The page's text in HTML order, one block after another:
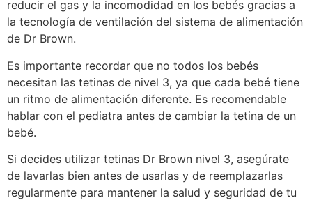
reducir el gas y la incomodidad en los bebés gracias a
la tecnología de ventilación del sistema de alimentación
de Dr Brown.
Es importante recordar que no todos los bebés
necesitan las tetinas de nivel 3, ya que cada bebé tiene
un ritmo de alimentación diferente. Es recomendable
hablar con el pediatra antes de cambiar la tetina de un
bebé.
Si decides utilizar tetinas Dr Brown nivel 3, asegúrate
de lavarlas bien antes de usarlas y de reemplazarlas
regularmente para mantener la salud y seguridad de tu